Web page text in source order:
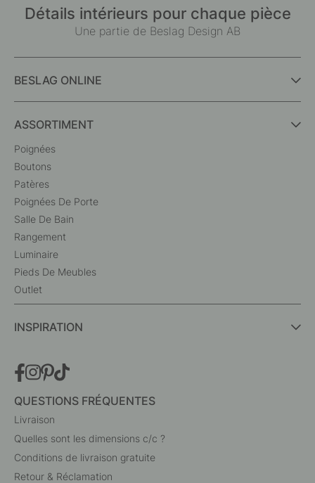
Détails intérieurs pour chaque pièce
Une partie de Beslag Design AB
BESLAG ONLINE
ASSORTIMENT
Poignées
Boutons
Patères
Poignées De Porte
Salle De Bain
Rangement
Luminaire
Pieds De Meubles
Outlet
INSPIRATION
QUESTIONS FRÉQUENTES
Livraison
Quelles sont les dimensions c/c ?
Conditions de livraison gratuite
Retour & Réclamation